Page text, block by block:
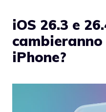
iOS 26.3 e
iPhone?